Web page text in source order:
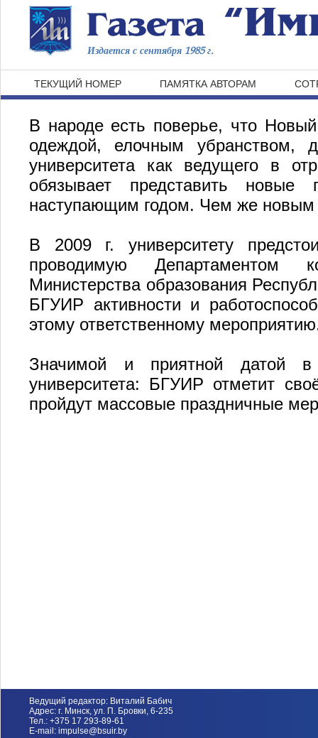
Издается с сентября 1985 г.
ТЕКУЩИЙ НОМЕР ПАМЯТКА АВТОРАМ
В народе есть поверье, что
одеждой, елочным убранством,
университета как ведущего в
обязывает представить
наступающим годом. Чем же новым
В 2009 г. университету
проводимую Департаментом
Министерства образования
БГУИР активности и
этому ответственному
Значимой и приятной датой
университета: БГУИР отметит
пройдут массовые праздничные
Ведущий редактор: Виталий Бабич
Адрес: г. Минск, ул. П. Бровки, 6-235
Тел.: +375 17 293-89-61
E-mail: impulse@bsuir.by